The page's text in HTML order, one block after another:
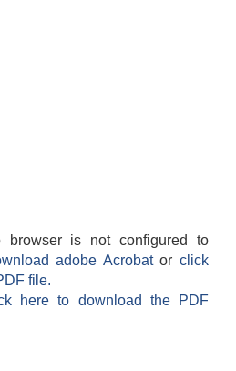
browser is not configured to
adobe Acrobatorclick
file.
here to download the PDF